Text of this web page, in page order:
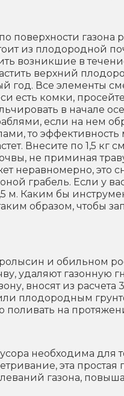
газона
из плодородной
возникшие в
верхний
год. Все элементы
есть комки,
в начале
если на нем
то
Внесите по 1,5 кг
не приминая
неравномерно, это
грабель. Если у
м. Каким бы
образом, чтобы
и обильном
удаляют газонную
вносят из расчета
плодородным
поливать на
необходима для
эта
газона,